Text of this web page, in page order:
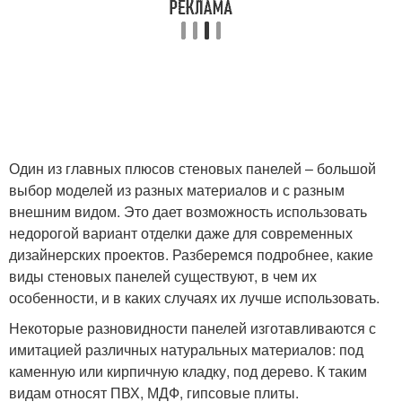
Один из главных плюсов стеновых панелей – большой
выбор моделей из разных материалов и с разным
внешним видом. Это дает возможность использовать
недорогой вариант отделки даже для современных
дизайнерских проектов. Разберемся подробнее, какие
виды стеновых панелей существуют, в чем их
особенности, и в каких случаях их лучше использовать.
Некоторые разновидности панелей изготавливаются с
имитацией различных натуральных материалов: под
каменную или кирпичную кладку, под дерево. К таким
видам относят ПВХ, МДФ, гипсовые плиты.